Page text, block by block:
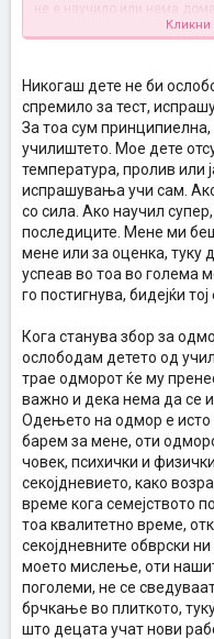
не е научило или нема
за да не добие слаба
Според мое мислење со
децата дека училиштето и
прескокнат неколку дена,
создало некое лабаво
Во поглед на
научено, наместо
последицата од неговото
му дава лесна алтернатива
неодговорноста на детето.
Во поглед на одмор,
термин во претходниот
детето да се јави лабав
важно и задолжително и
Никогаш дете не би
спремило за тест,
За тоа сум
училиштето. Мое дете
температура, пролив или
испрашувања учи сам.
со сила. Ако научил
последиците. Мене ми
мене или за оценка, туку
успеав во тоа во голема
го постигнува, бидејќи
Кога станува збор за
ослободам детето од
трае одморот ќе му
важно и дека нема да се
Одењето на одмор е исто
барем за мене, оти
човек, психички и
секојдневието, како
време кога семејството
тоа квалитетно време,
секојдневните обврски
моето мислење, оти
поголеми, не се
брчкање во плиткото,
што децата учат нови